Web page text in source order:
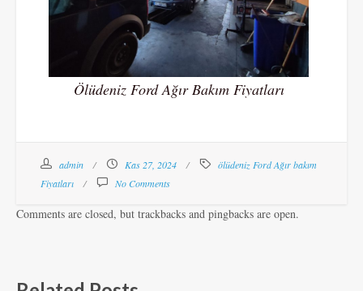
Ölüdeniz Ford Ağır Bakım Fiyatları
admin Kas 27, 2024
ölüdeniz Ford Ağır bakım
Fiyatları
No Comments
Comments are closed, but trackbacks and pingbacks are open.